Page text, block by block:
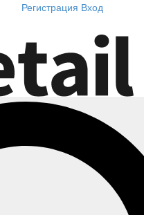
Регистрация Вход